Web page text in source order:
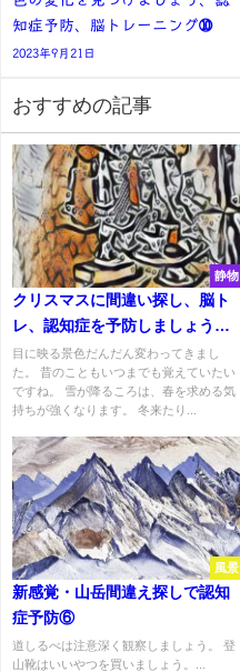
知症予防、脳トレーニング➉
2023年9月21日
おすすめの記事
静物
クリスマスに間違い探し、脳ト
レ、認知症を予防しましょう。
②
目に映る景色だんだん変わってきまし
た。 昔のこともいつまでも覚えていたい
ですね。 雪が降るころは、春を求める気
持ちが強くなります。 冬来たり...
風景
新感覚・山岳間違え探しで認知
症予防⑥
道しるべは注意深く観察しましょう。 登
山靴はいいやつを買いましょう。...